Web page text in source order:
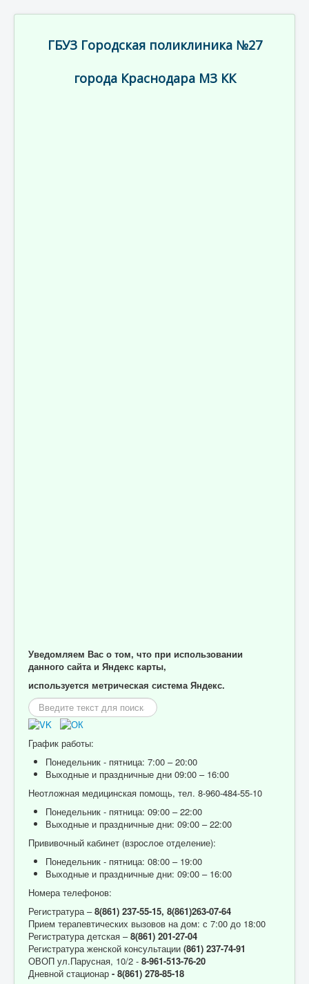
ГБУЗ Городская поликлиника №27
города Краснодара МЗ КК
Уведомляем Вас о том, что при использовании
данного сайта и Яндекс карты,
используется метрическая система Яндекс.
Искать...
График работы:
Понедельник - пятница: 7:00 – 20:00
Выходные и праздничные дни 09:00 – 16:00
Неотложная медицинская помощь, тел. 8-960-484-55-10
Понедельник - пятница: 09:00 – 22:00
Выходные и праздничные дни: 09:00 – 22:00
Прививочный кабинет (взрослое отделение):
Понедельник - пятница: 08:00 – 19:00
Выходные и праздничные дни: 09:00 – 16:00
Номера телефонов:
Регистратура –8(861) 237-55-15, 8(861)263-07-64
Прием терапевтических вызовов на дом: с 7:00 до 18:00
Регистратура детская –8(861) 201-27-04
Регистратура женской консультации (861) 237-74-91
ОВОП ул.Парусная, 10/2 - 8-961-513-76-20
Дневной стационар - 8(861) 278-85-18